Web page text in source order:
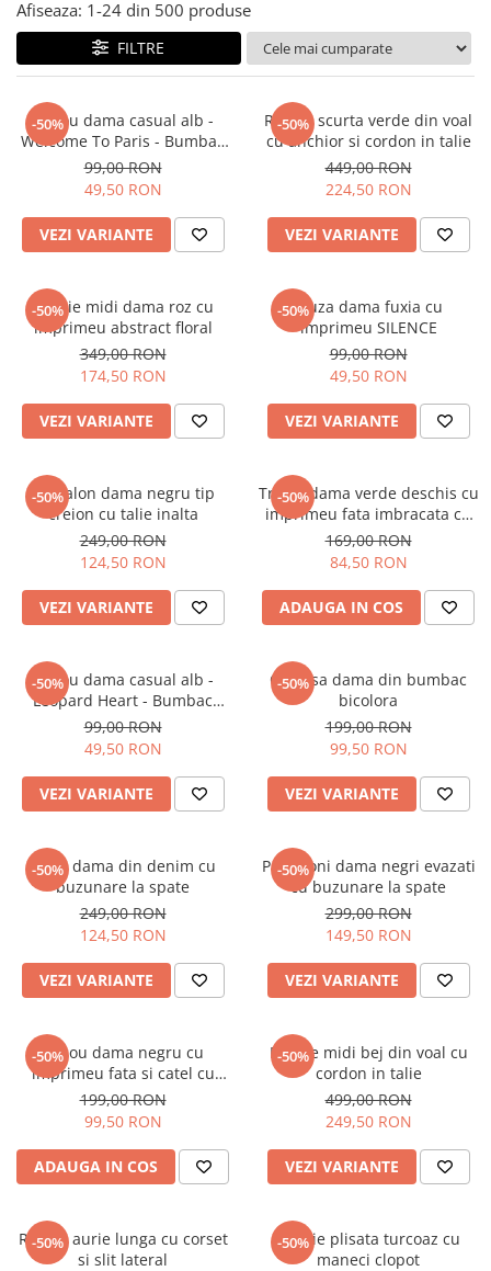
Tricouri si topuri
Rochii de eveniment
Afiseaza: 1-24 din 500 produse
FILTRE
-50%
Tricou dama casual alb -
Welcome To Paris - Bumbac
Organic
99,00 RON
49,50 RON
VEZI VARIANTE
-50%
Rochie scurta verde din voal
cu anchior si cordon in talie
449,00 RON
224,50 RON
VEZI VARIANTE
-50%
Rochie midi dama roz cu
imprimeu abstract floral
349,00 RON
174,50 RON
VEZI VARIANTE
-50%Bluza dama fuxia cu
imprimeu SILENCE
99,00 RON
49,50 RON
VEZI VARIANTE
-50%
Pantalon dama negru tip
creion cu talie inalta
249,00 RON
124,50 RON
VEZI VARIANTE
-50%
Tricou dama verde deschis cu
imprimeu fata imbracata cu
alb si inghetata in mana
169,00 RON
84,50 RON
ADAUGA IN COS
-50%
Tricou dama casual alb -
Leopard Heart - Bumbac
Organic
99,00 RON
49,50 RON
VEZI VARIANTE
-50%
Camasa dama din bumbac
bicolora
199,00 RON
99,50 RON
VEZI VARIANTE
-50%
Blugi dama din denim cu
buzunare la spate
249,00 RON
124,50 RON
VEZI VARIANTE
-50%
Pantaloni dama negri evazati
cu buzunare la spate
299,00 RON
149,50 RON
VEZI VARIANTE
-50%
Tricou dama negru cu
imprimeu fata si catel cu
ochelari
199,00 RON
99,50 RON
ADAUGA IN COS
-50%
Rochie midi bej din voal cu
cordon in talie
499,00 RON
249,50 RON
VEZI VARIANTE
-50%
Rochie aurie lunga cu corset
si slit lateral
-50%
Rochie plisata turcoaz cu
maneci clopot